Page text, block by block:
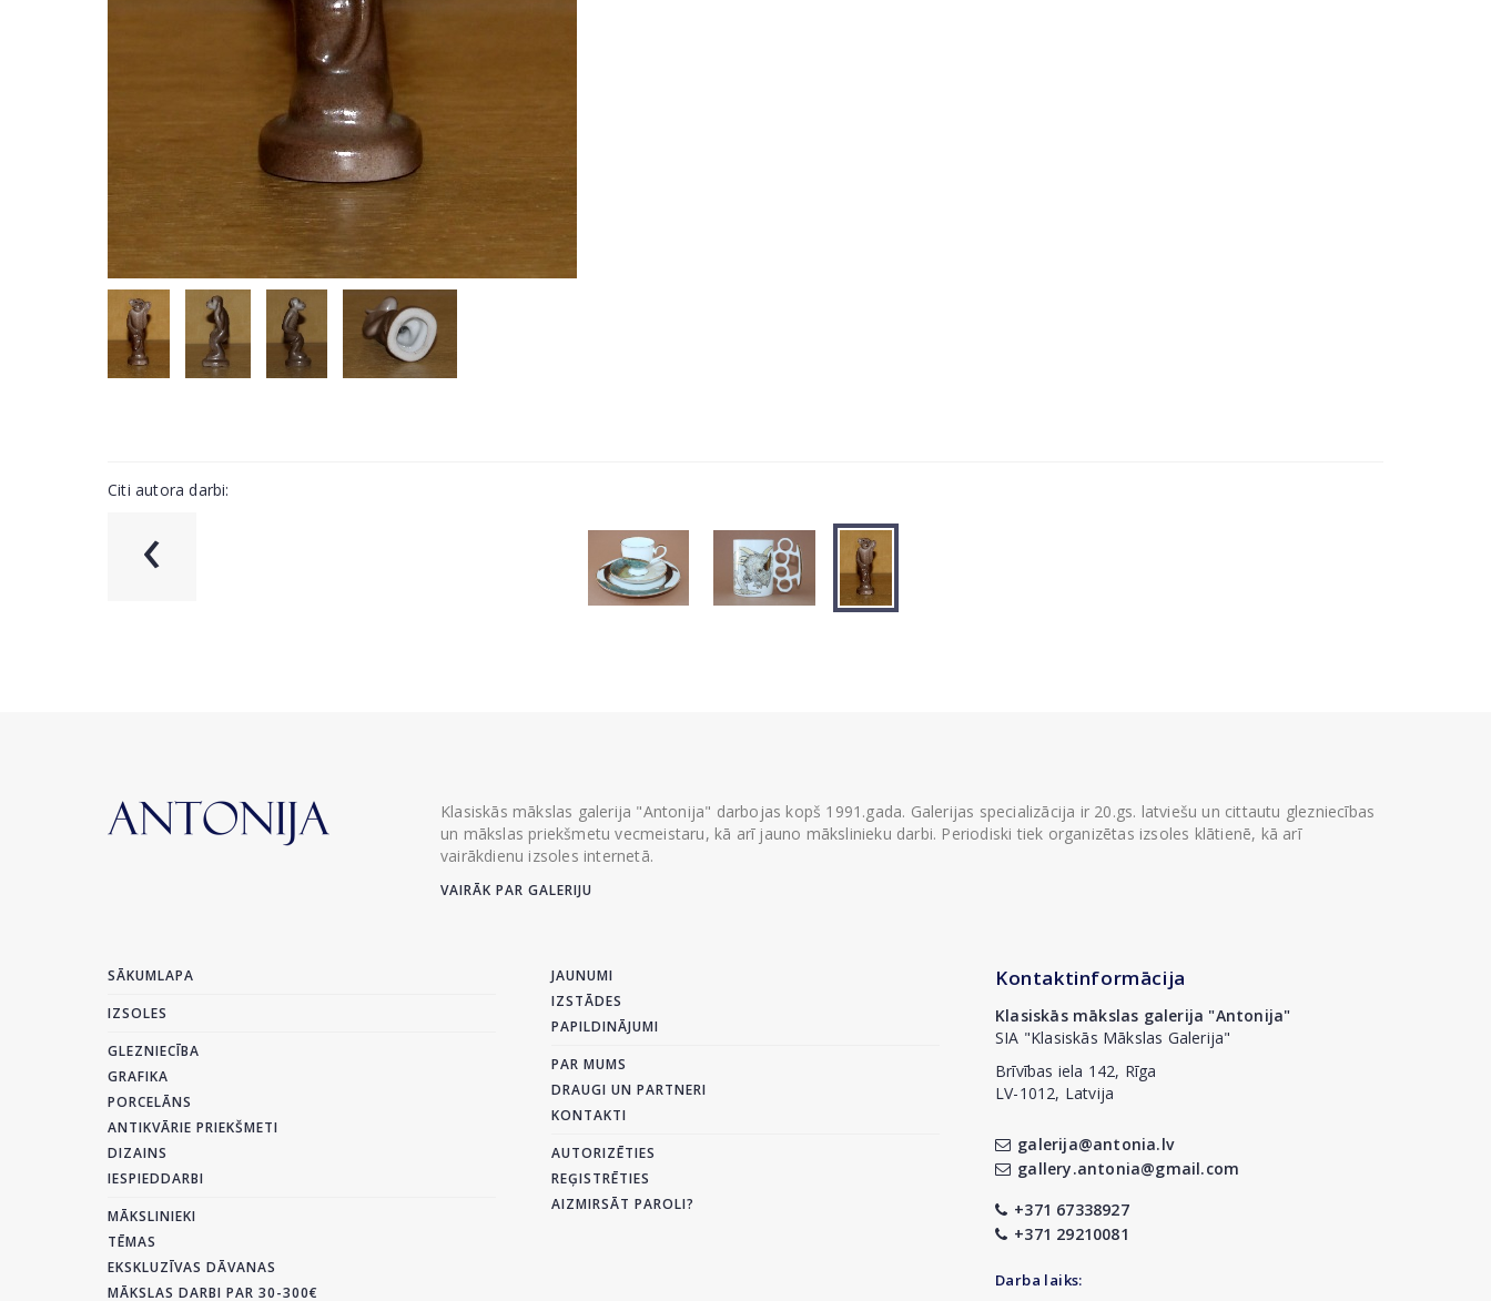
Citi autora darbi:
‹
Klasiskās mākslas galerija "Antonija" darbojas kopš 1991.gada. Galerijas specializācija ir 20.gs. latviešu un cittautu glezniecības
un mākslas priekšmetu vecmeistaru, kā arī jauno mākslinieku darbi. Periodiski tiek organizētas izsoles klātienē, kā arī
vairākdienu izsoles internetā.
VAIRĀK PAR GALERIJU
SĀKUMLAPA
IZSOLES
GLEZNIECĪBA
GRAFIKA
PORCELĀNS
ANTIKVĀRIE PRIEKŠMETI
DIZAINS
IESPIEDDARBI
MĀKSLINIEKI
TĒMAS
EKSKLUZĪVAS DĀVANAS
MĀKSLAS DARBI PAR 30-300€
JAUNUMI
IZSTĀDES
PAPILDINĀJUMI
PAR MUMS
DRAUGI UN PARTNERI
KONTAKTI
AUTORIZĒTIES
REĢISTRĒTIES
AIZMIRSĀT PAROLI?
Kontaktinformācija
Klasiskās mākslas galerija "Antonija"
SIA "Klasiskās Mākslas Galerija"
Brīvības iela 142, Rīga
LV-1012, Latvija
galerija@antonia.lv
gallery.antonia@gmail.com
+371 67338927
+371 29210081
Darba laiks: